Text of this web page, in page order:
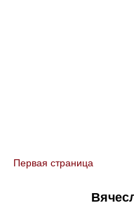
You are here
Первая страница